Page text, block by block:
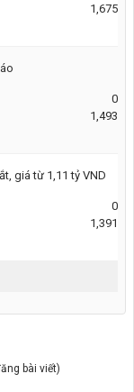
1,675
0
1,493
giá từ 1,11 tỷ VND
0
1,391
bài viết)